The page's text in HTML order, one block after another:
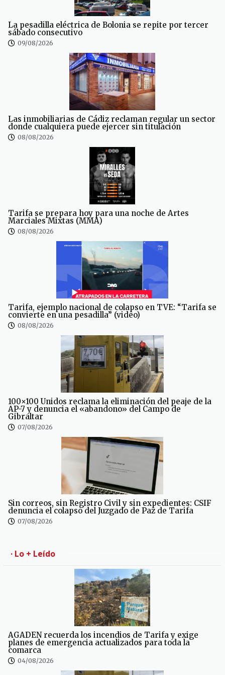
La pesadilla eléctrica de Bolonia se repite por tercer
sábado consecutivo
09/08/2026
Las inmobiliarias de Cádiz reclaman regular un sector
donde cualquiera puede ejercer sin titulación
08/08/2026
Tarifa se prepara hoy para una noche de Artes
Marciales Mixtas (MMA)
08/08/2026
Tarifa, ejemplo nacional de colapso en TVE: “Tarifa se
convierte en una pesadilla” (video)
08/08/2026
100×100 Unidos reclama la eliminación del peaje de la
AP-7 y denuncia el «abandono» del Campo de
Gibraltar
07/08/2026
Sin correos, sin Registro Civil y sin expedientes: CSIF
denuncia el colapso del Juzgado de Paz de Tarifa
07/08/2026
· Lo + Leído
AGADEN recuerda los incendios de Tarifa y exige
planes de emergencia actualizados para toda la
comarca
04/08/2026